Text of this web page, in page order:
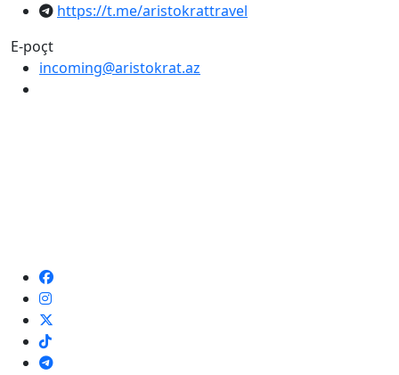
https://t.me/aristokrattravel
E-poçt
incoming@aristokrat.az